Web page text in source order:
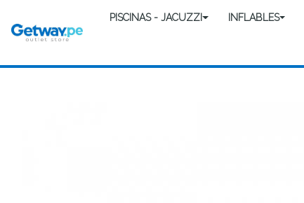
PISCINAS - JACUZZI INFLABLES